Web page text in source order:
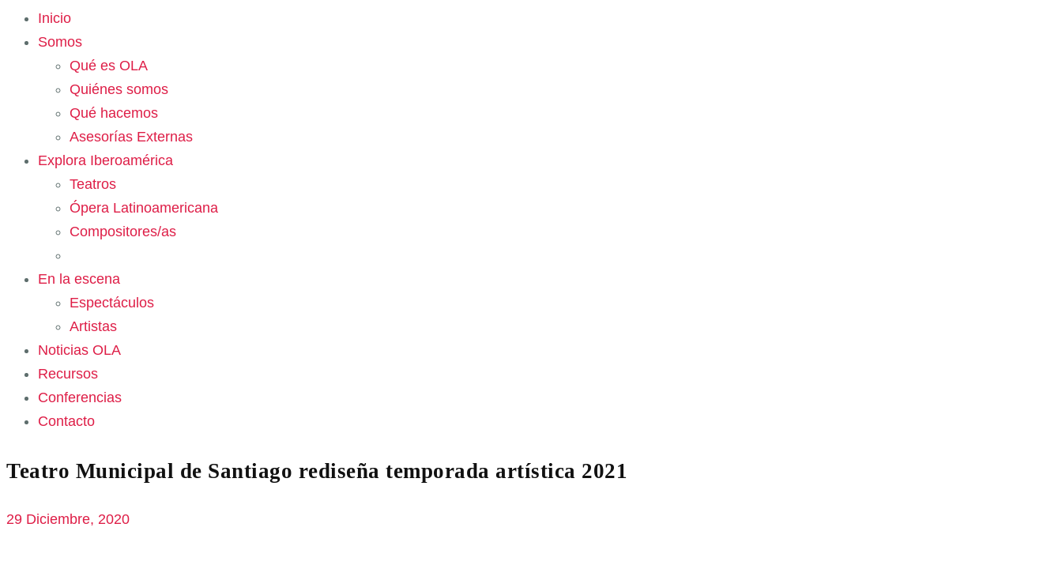
Inicio
Somos
Qué es OLA
Quiénes somos
Qué hacemos
Asesorías Externas
Explora Iberoamérica
Teatros
Ópera Latinoamericana
Compositores/as
En la escena
Espectáculos
Artistas
Noticias OLA
Recursos
Conferencias
Contacto
Teatro Municipal de Santiago rediseña temporada artística 2021
29 Diciembre, 2020